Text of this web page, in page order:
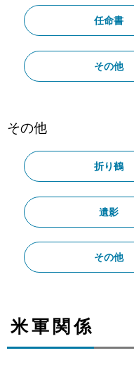
任命書
その他
その他
折り鶴
遺影
その他
米軍関係